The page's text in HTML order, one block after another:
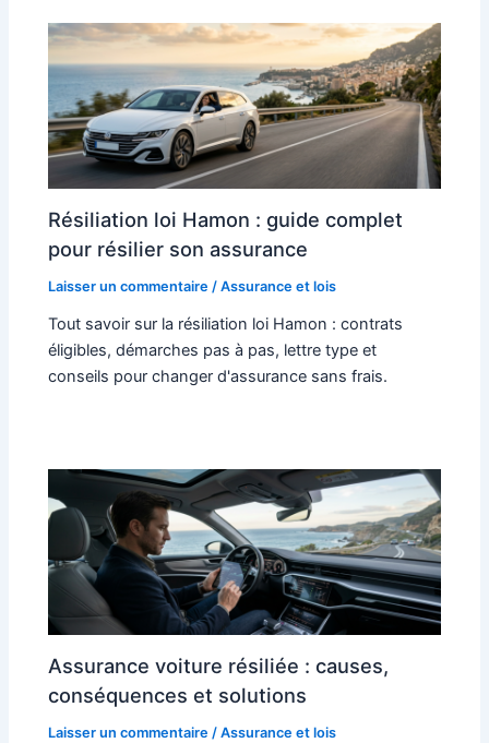
Résiliation loi Hamon : guide complet
pour résilier son assurance
Laisser un commentaire /Assurance et lois
Tout savoir sur la résiliation loi Hamon : contrats
éligibles, démarches pas à pas, lettre type et
conseils pour changer d'assurance sans frais.
Assurance voiture résiliée : causes,
conséquences et solutions
Laisser un commentaire /Assurance et lois